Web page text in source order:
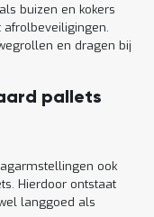
buizen en kokers
en dragen bij
pallets
ook
Hierdoor ontstaat
langgoed als